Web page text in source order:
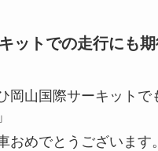
ットでの走行にも
岡山国際サーキットで
おめでとうございま